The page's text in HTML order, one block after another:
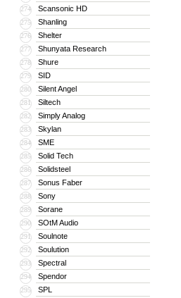
274 Scansonic HD
275 Shanling
276 Shelter
277 Shunyata Research
278 Shure
279 SID
280 Silent Angel
281 Siltech
282 Simply Analog
283 Skylan
284 SME
285 Solid Tech
286 Solidsteel
287 Sonus Faber
288 Sony
289 Sorane
290 SOtM Audio
291 Soulnote
292 Soulution
293 Spectral
294 Spendor
295 SPL